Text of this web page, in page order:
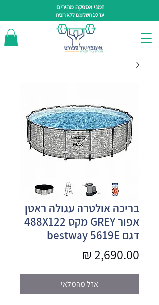
זמני אספקה מהירים
עד 10 תשלומים ללא ריבית
בריכה אולטרה עגולה ראטן
אפור GREY מקס 488X122
דגם bestway 5619E
אזל מהמלאי